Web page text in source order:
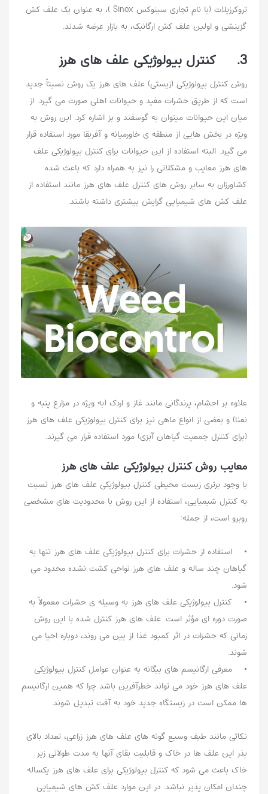
تروکرزیلات (با نام تجاری سینوکس Sinox )، به عنوان یک علف کش
گزینشی و اولین علف کش ارگانیک، به بازار عرضه شدند.
3. کنترل بیولوژیکی علف های هرز
روش کنترل بیولوژیکی (زیستی) علف های هرز یک روش نسبتاً جدید
است که از طریق حشرات مفید و حیوانات اهلی صورت می گیرد. از
میان این حیوانات میتوان به گوسفند و بز اشاره کرد. این روش به
ویژه در بخش هایی از منطقه ی خاورمیانه و آفریقا مورد استفاده قرار
می گیرد. البته استفاده از این حیوانات برای کنترل بیولوژیکی علف
های هرز معایب و مشکلاتی را نیز به همراه دارد که باعث شده
کشاورزان به سایر روش های کنترل علف های هرز مانند استفاده از
علف کش های شیمیایی گرایش بیشتری داشته باشند.
علاوه بر احشام، پرندگانی مانند غاز و اردک (به ویژه در مزارع پنبه و
نعنا) و بعضی از انواع ماهی نیز برای کنترل بیولوژیکی علف های هرز
(برای کنترل جمعیت گیاهان آبزی) مورد استفاده قرار می گیرند.
معایب روش کنترل بیولوژیکی علف های هرز
با وجود برتری زیست محیطی کنترل بیولوژیکی علف های هرز نسبت
به کنترل شیمیایی، استفاده از این روش با محدودیت های مشخصی
روبرو است، از جمله:
• استفاده از حشرات برای کنترل بیولوژیکی علف های هرز تنها به
گیاهان چند ساله و علف های هرز نواحی کشت نشده محدود می
شود.
• کنترل بیولوژیکی علف های هرز به وسیله ی حشرات معمولاً به
صورت دوره ای مؤثر است. علف های هرز کنترل شده با این روش
زمانی که حشرات در اثر کمبود غذا از بین می روند، دوباره احیا می
شوند.
• معرفی ارگانیسم های بیگانه به عنوان عوامل کنترل بیولوژیکی
علف های هرز خود می تواند خطرآفرین باشد چرا که همین ارگانیسم
ها ممکن است در زیستگاه جدید خود به آفت تبدیل شوند.
نکاتی مانند طیف وسیع گونه های علف های هرز زراعی، تعداد بالای
بذر این علف ها در خاک و قابلیت بقای آنها به مدت طولانی زیر
خاک باعث می شود که کنترل بیولوژیکی برای علف های هرز یکساله
چندان امکان پذیر نباشد. در این موارد علف کش های شیمیایی